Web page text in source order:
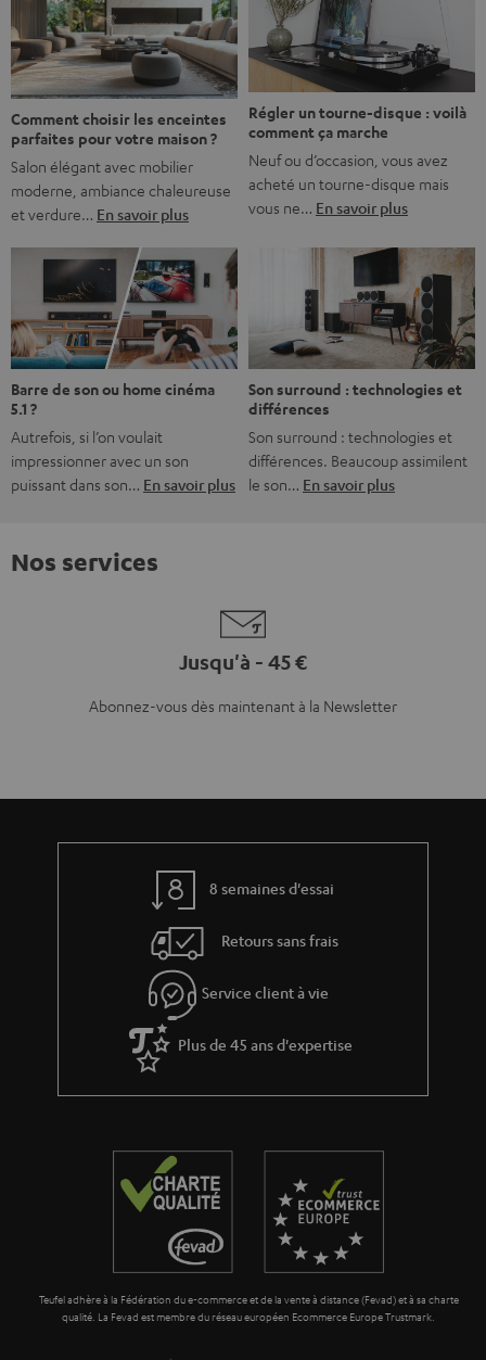
l’immersion. Rassurez-vous, on a tous vécu ça. Mais la
bonne nouvelle, c’est […]
Comment choisir les enceintes
parfaites pour votre maison ?
Salon élégant avec mobilier
moderne, ambiance chaleureuse
et verdure… En savoir plus
Régler un tourne-disque : voilà
comment ça marche
Neuf ou d’occasion, vous avez
acheté un tourne-disque mais
vous ne… En savoir plus
Barre de son ou home cinéma
5.1 ?
Autrefois, si l’on voulait
impressionner avec un son
puissant dans son… En savoir plus
Son surround : technologies et
différences
Son surround : technologies et
différences. Beaucoup assimilent
le son… En savoir plus
Nos services
Jusqu'à - 45 €
Abonnez-vous dès maintenant à la Newsletter
8 semaines d'essai
Retours sans frais
Service client à vie
Plus de 45 ans d'expertise
Teufel adhère à la Fédération du e-commerce et de la vente à distance (Fevad) et à sa charte
qualité. La Fevad est membre du réseau européen Ecommerce Europe Trustmark.